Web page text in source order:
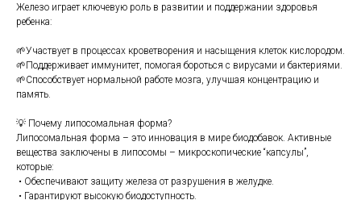
Железо играет ключевую роль в развитии и поддержании здоровья
ребенка:
🌱Участвует в процессах кроветворения и насыщения клеток кислородом.
🌱Поддерживает иммунитет, помогая бороться с вирусами и бактериями.
🌱Способствует нормальной работе мозга, улучшая концентрацию и
память.
💡 Почему липосомальная форма?
Липосомальная форма – это инновация в мире биодобавок. Активные
вещества заключены в липосомы – микроскопические “капсулы”,
которые:
• Обеспечивают защиту железа от разрушения в желудке.
• Гарантируют высокую биодоступность.